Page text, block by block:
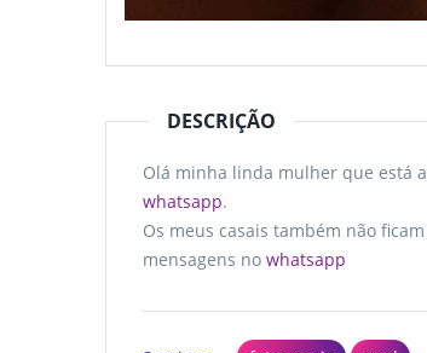
DESCRIÇÃO
Olá minha linda mulher que está
whatsapp.
Os meus casais também não
mensagens no whatsapp